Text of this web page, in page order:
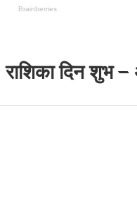
दिन शुभ